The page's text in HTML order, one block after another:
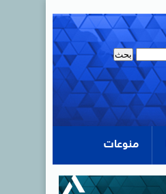
منوعات